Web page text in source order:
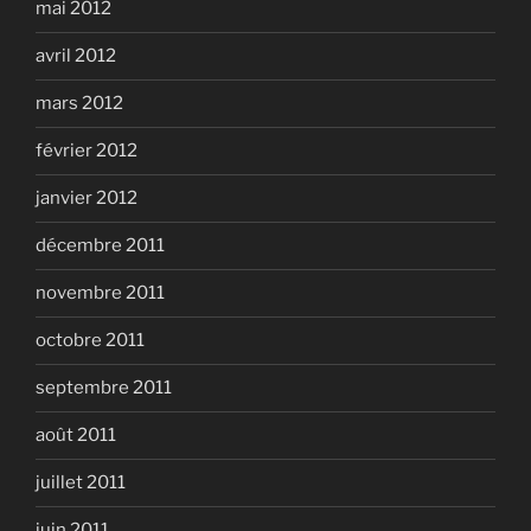
mai 2012
avril 2012
mars 2012
février 2012
janvier 2012
décembre 2011
novembre 2011
octobre 2011
septembre 2011
août 2011
juillet 2011